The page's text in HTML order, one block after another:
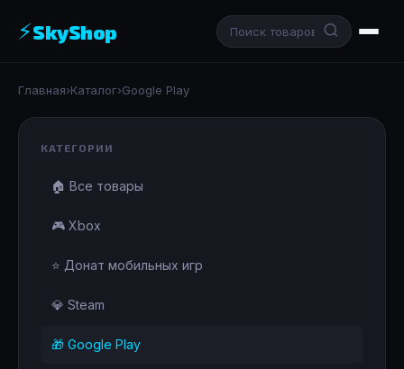
⚡SkyShop
Главная›Каталог›Google Play
КАТЕГОРИИ
🏠 Все товары
🎮 Xbox
⭐ Донат мобильных игр
💎 Steam
🎁 Google Play